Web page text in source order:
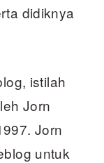
didiknya
istilah
Jorn
Jorn
untuk